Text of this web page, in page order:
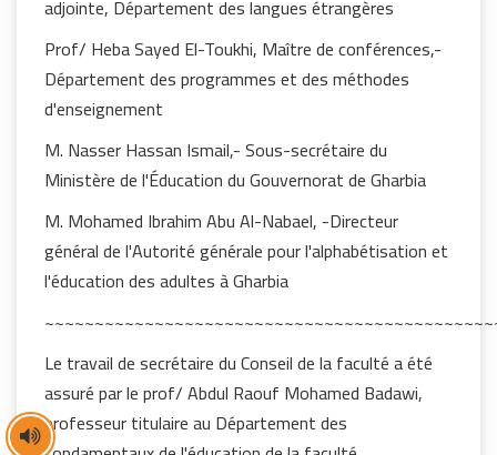
adjointe, Département des langues étrangères
Prof/ Heba Sayed El-Toukhi, Maître de conférences,-
Département des programmes et des méthodes
d'enseignement
M. Nasser Hassan Ismail,- Sous-secrétaire du
Ministère de l'Éducation du Gouvernorat de Gharbia
M. Mohamed Ibrahim Abu Al-Nabael, -Directeur
général de l'Autorité générale pour l'alphabétisation et
l'éducation des adultes à Gharbia
Le travail de secrétaire du Conseil de la faculté a été
assuré par le prof/ Abdul Raouf Mohamed Badawi,
professeur titulaire au Département des